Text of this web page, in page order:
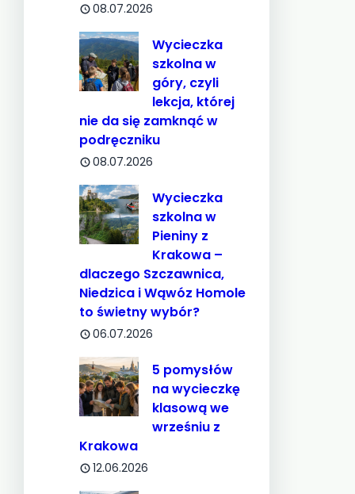
08.07.2026
Wycieczka
szkolna w
góry, czyli
lekcja, której
nie da się zamknąć w
podręczniku
08.07.2026
Wycieczka
szkolna w
Pieniny z
Krakowa –
dlaczego Szczawnica,
Niedzica i Wąwóz Homole
to świetny wybór?
06.07.2026
5 pomysłów
na wycieczkę
klasową we
wrześniu z
Krakowa
12.06.2026